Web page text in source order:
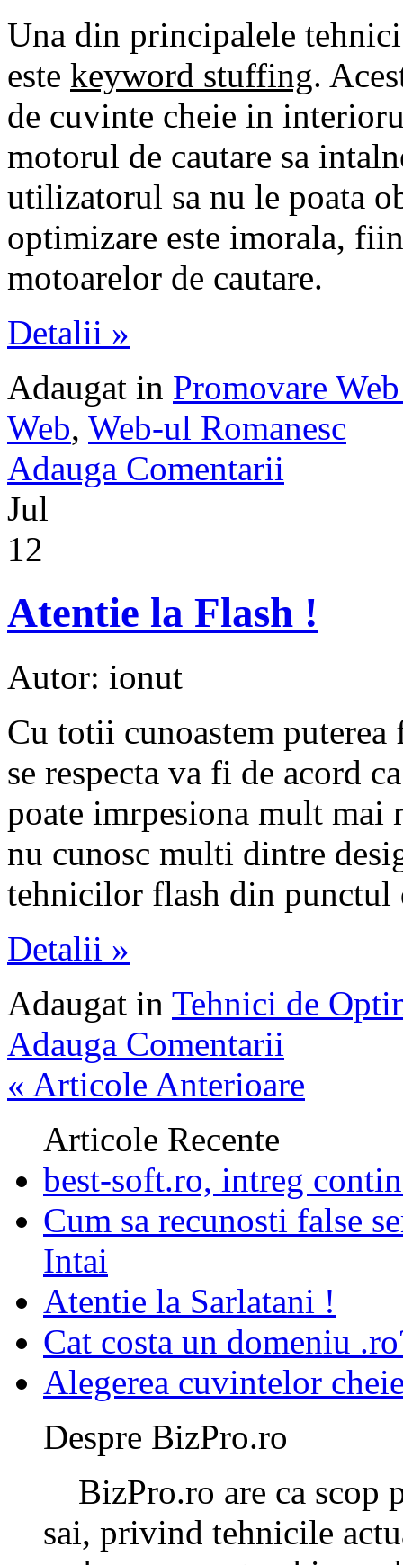
Una din principalele
este keyword stuffing.
de cuvinte cheie in
motorul de cautare sa
utilizatorul sa nu le poata
optimizare este imorala,
motoarelor de cautare.
Detalii »
Adaugat in Promovare
Web, Web-ul Romanesc
Adauga Comentarii
Jul
12
Atentie la Flash !
Autor: ionut
Cu totii cunoastem
se respecta va fi de acord
poate imrpesiona mult mai
nu cunosc multi dintre
tehnicilor flash din punctul
Detalii »
Adaugat in Tehnici de
Adauga Comentarii
« Articole Anterioare
Articole Recente
best-soft.ro, intreg
Cum sa recunosti false
Intai
Atentie la Sarlatani !
Cat costa un domeniu
Alegerea cuvintelor
Despre BizPro.ro
BizPro.ro are ca scop
sai, privind tehnicile